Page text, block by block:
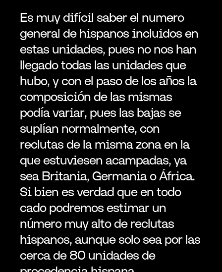
Es muy difícil saber el numero
general de hispanos incluidos en
estas unidades, pues no nos han
llegado todas las unidades que
hubo, y con el paso de los años la
composición de las mismas
podía variar, pues las bajas se
suplían normalmente, con
reclutas de la misma zona en la
que estuviesen acampadas, ya
sea Britania, Germania o África.
Si bien es verdad que en todo
cado podremos estimar un
número muy alto de reclutas
hispanos, aunque solo sea por las
cerca de 80 unidades de